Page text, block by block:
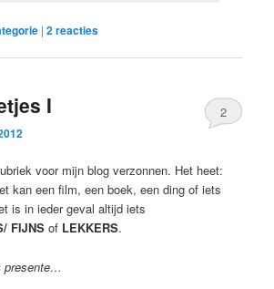
|2reacties
I 2
voor mijn blog verzonnen. Het heet:
kan een film, een boek, een ding of iets
is in ieder geval altijd iets
FIJNS of LEKKERS.
presente…